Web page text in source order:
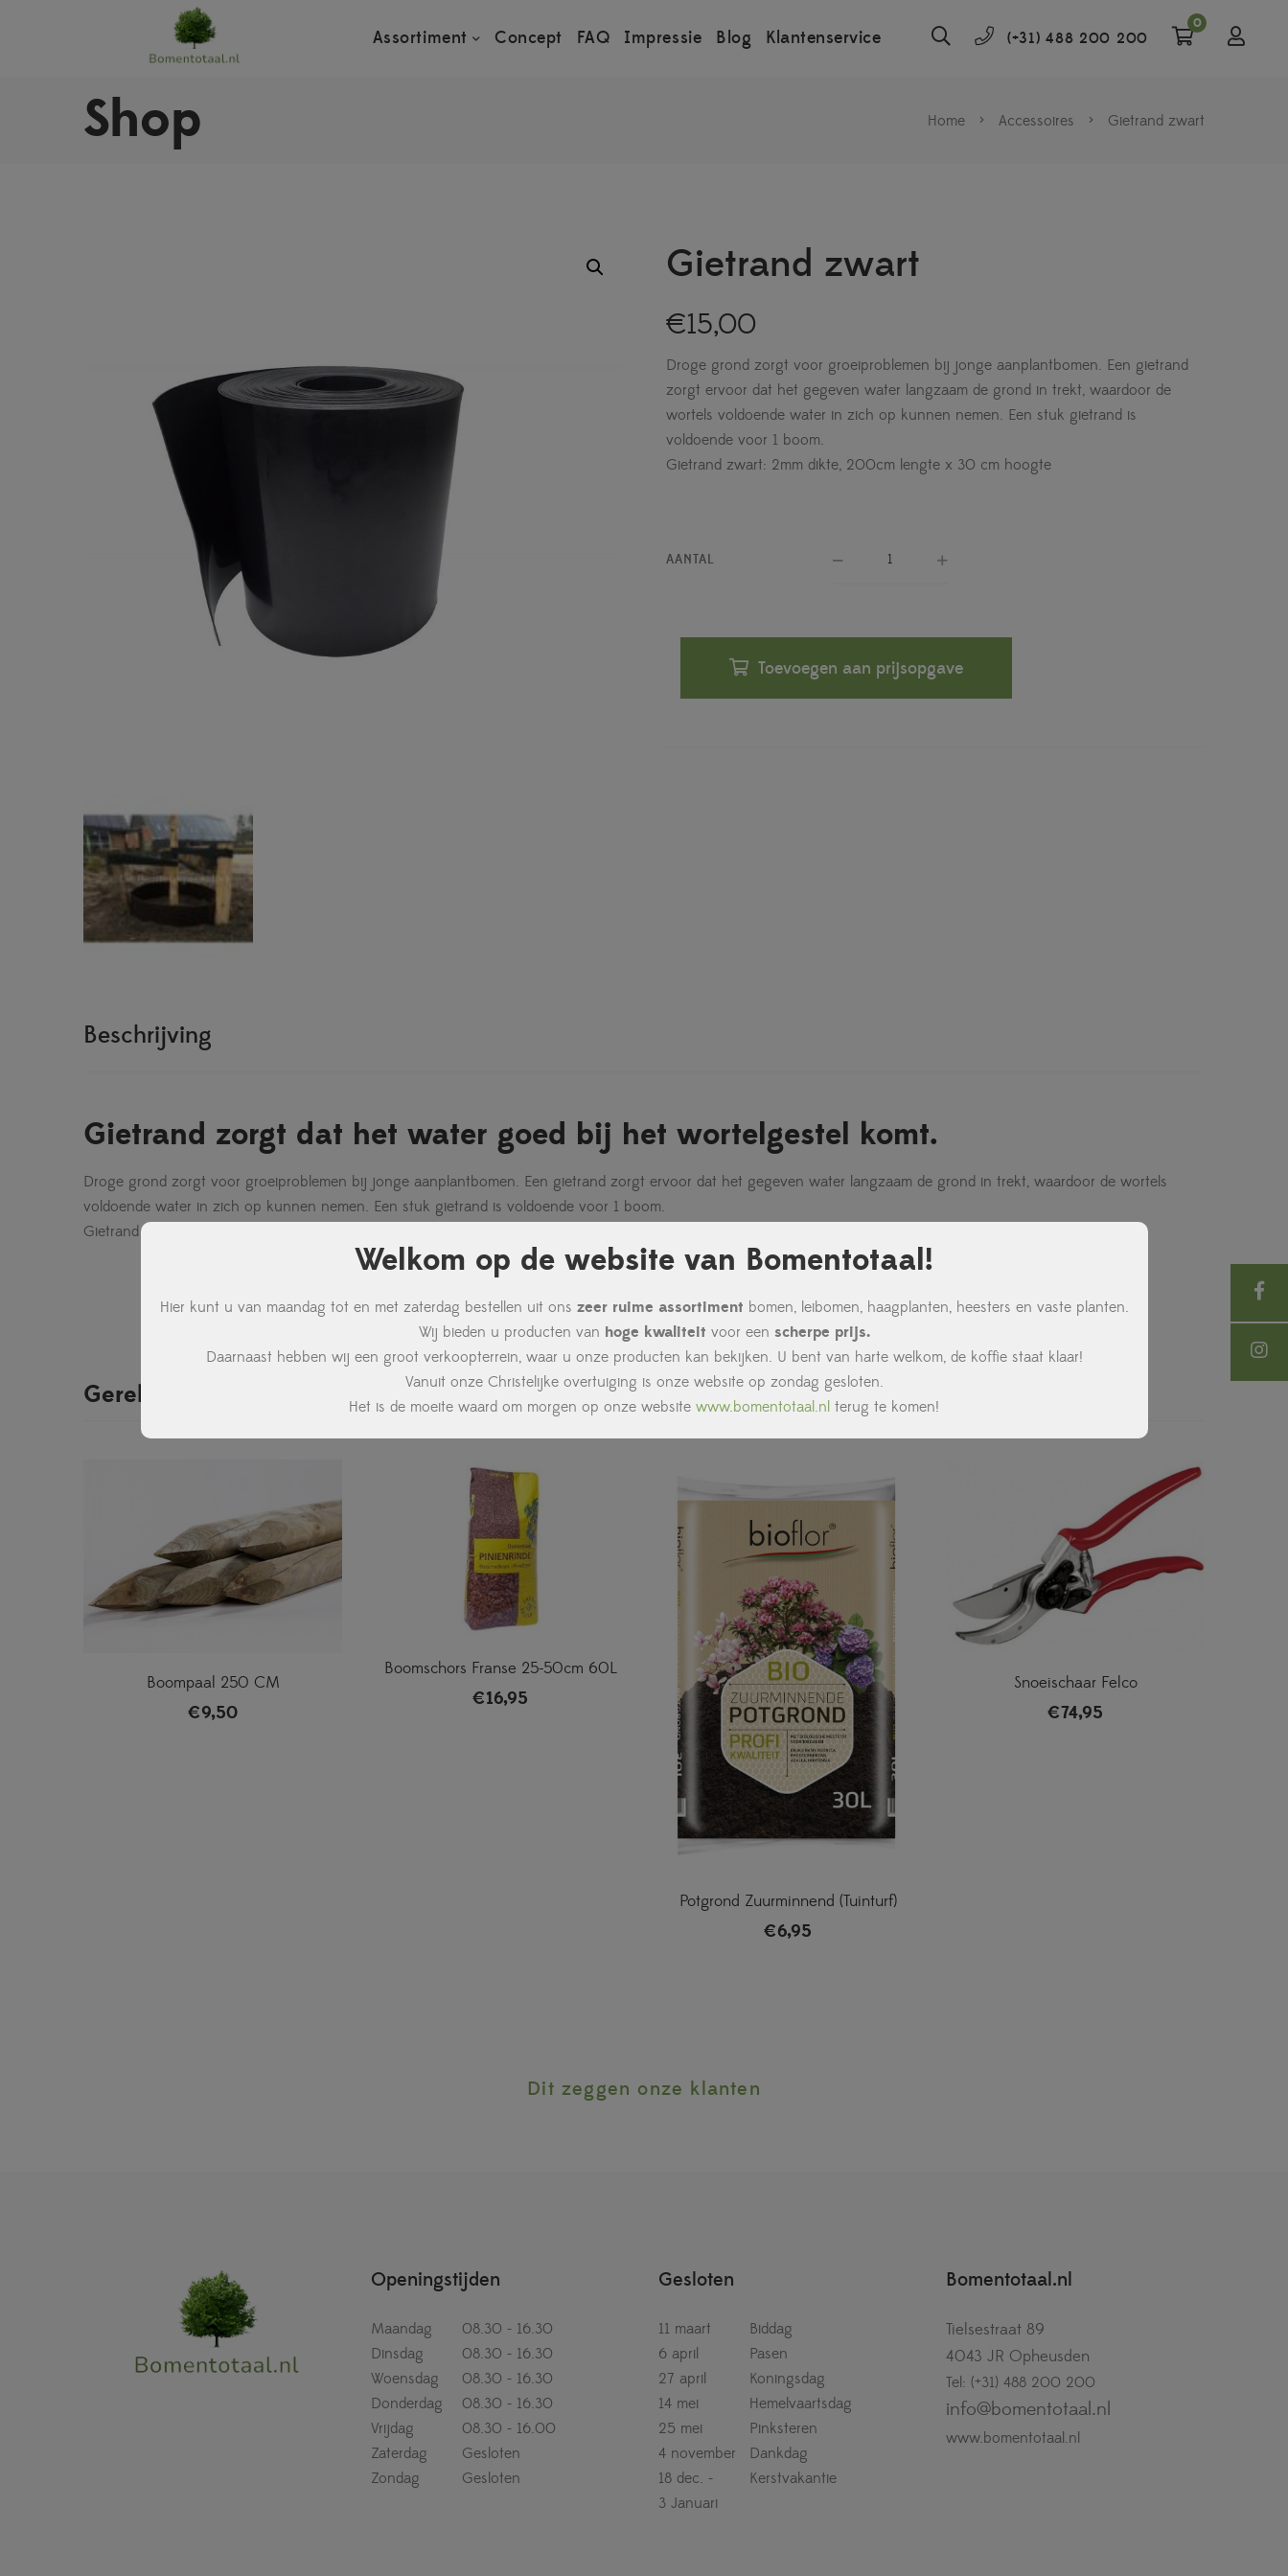
Welkom op de website van Bomentotaal!
Hier kunt u van maandag tot en met zaterdag bestellen uit ons zeer ruime assortiment bomen, leibomen, haagplanten, heesters en vaste planten.
Wij bieden u producten van hoge kwaliteit voor een scherpe prijs.
Daarnaast hebben wij een groot verkoopterrein, waar u onze producten kan bekijken. U bent van harte welkom, de koffie staat klaar!
Vanuit onze Christelijke overtuiging is onze website op zondag gesloten.
Het is de moeite waard om morgen op onze website www.bomentotaal.nl terug te komen!
Assortiment Concept FAQ Impressie Blog Klantenservice (+31) 488 200 200
0
Shop Home > Accessoires > Gietrand zwart
Gietrand zwart
€15,00
Droge grond zorgt voor groeiproblemen bij jonge aanplantbomen. Een gietrand
zorgt ervoor dat het gegeven water langzaam de grond in trekt, waardoor de
wortels voldoende water in zich op kunnen nemen. Een stuk gietrand is
voldoende voor 1 boom.
Gietrand zwart: 2mm dikte, 200cm lengte x 30 cm hoogte
AANTAL
Toevoegen aan prijsopgave
Beschrijving
Gietrand zorgt dat het water goed bij het wortelgestel komt.
Droge grond zorgt voor groeiproblemen bij jonge aanplantbomen. Een gietrand zorgt ervoor dat het gegeven water langzaam de grond in trekt, waardoor de wortels
voldoende water in zich op kunnen nemen. Een stuk gietrand is voldoende voor 1 boom.
Gietrand zwart: 2mm dikte, 200cm lengte x 30 cm hoogte
Gerelateerde producten
Boompaal 250 CM
€9,50
Boomschors Franse 25-50cm 60L
€16,95
Potgrond Zuurminnend (Tuinturf)
€6,95
Snoeischaar Felco
€74,95
Dit zeggen onze klanten
Openingstijden
Maandag
08.30 - 16.30
Dinsdag
08.30 - 16.30
Woensdag
08.30 - 16.30
Donderdag
08.30 - 16.30
Vrijdag
08.30 - 16.00
Zaterdag
Gesloten
Zondag
Gesloten
Gesloten
11 maart
Biddag
6 april
Pasen
27 april
Koningsdag
14 mei
Hemelvaartsdag
25 mei
Pinksteren
4 november
Dankdag
18 dec. -
Kerstvakantie
3 Januari
Bomentotaal.nl
Tielsestraat 89
4043 JR Opheusden
Tel: (+31) 488 200 200
info@bomentotaal.nl
www.bomentotaal.nl